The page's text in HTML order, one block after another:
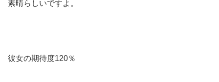
素晴らしいですよ。
彼女の期待度120％